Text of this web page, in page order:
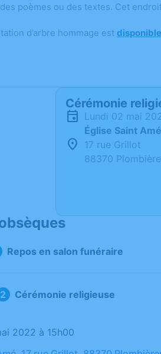
poèmes ou des textes. Cet
d’arbre hommage est
Cérémonie
lundi 02 mai
Église Saint
17 rue Grillot
88370
Repos en salon funéraire
Cérémonie religieuse
2022 à 15h00